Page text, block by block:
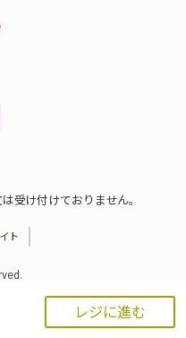
レジに進む
受け付けておりません。
ト